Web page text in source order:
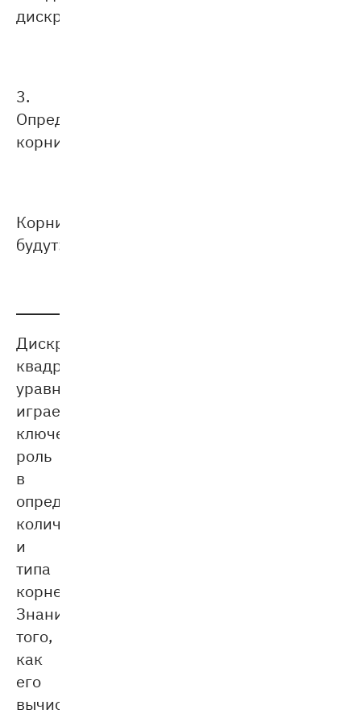
диcкриминант:
3.
Определите
корни:
Корни
будут:
Диcкриминант
квадратного
уравнения
играет
ключевую
роль
в
определении
количества
и
типа
корней.
Знание
того,
как
его
вычислять